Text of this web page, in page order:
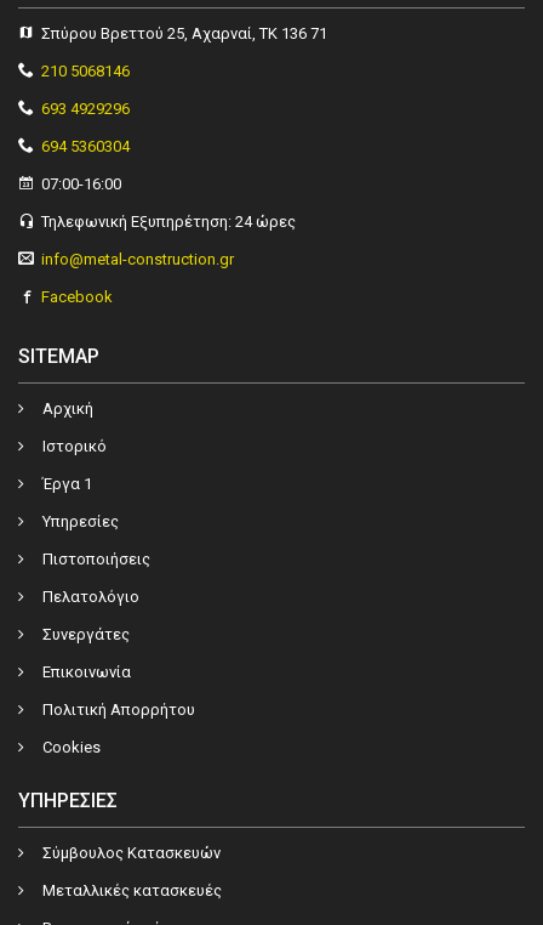
Σπύρου Βρεττού 25, Αχαρναί, ΤΚ 136 71
210 5068146
693 4929296
694 5360304
07:00-16:00
Τηλεφωνική Εξυπηρέτηση: 24 ώρες
info@metal-construction.gr
Facebook
SITEMAP
Αρχική
Ιστορικό
Έργα 1
Υπηρεσίες
Πιστοποιήσεις
Πελατολόγιο
Συνεργάτες
Επικοινωνία
Πολιτική Απορρήτου
Cookies
ΥΠΗΡΕΣΊΕΣ
Σύμβουλος Κατασκευών
Μεταλλικές κατασκευές